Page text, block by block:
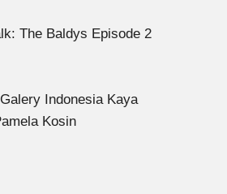
The Baldys Episode 2
Indonesia Kaya
Kosin